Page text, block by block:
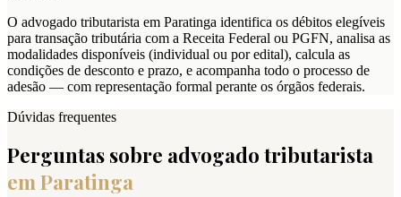
O advogado tributarista em Paratinga identifica os débitos elegíveis
para transação tributária com a Receita Federal ou PGFN, analisa as
modalidades disponíveis (individual ou por edital), calcula as
condições de desconto e prazo, e acompanha todo o processo de
adesão — com representação formal perante os órgãos federais.
Dúvidas frequentes
Perguntas sobre advogado tributarista
emParatinga